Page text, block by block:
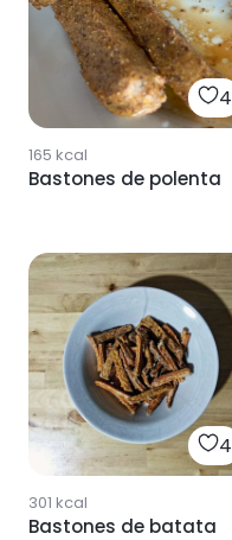
4
165 kcal
Bastones de polenta
4
301 kcal
Bastones de batata